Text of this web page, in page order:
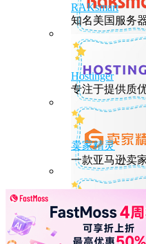
RAKsmart
知名美国服务
Hostinger
专注于提供质
卖家精灵
一款亚马逊卖
HostEase
性能出众的高